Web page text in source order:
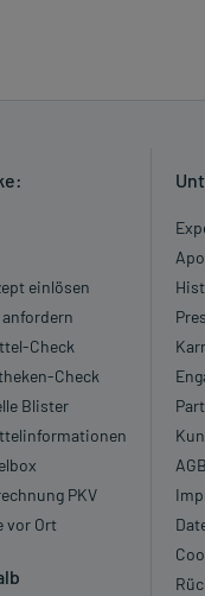
einlösen
Check
Check
Blister
PKV
vor Ort
AGB